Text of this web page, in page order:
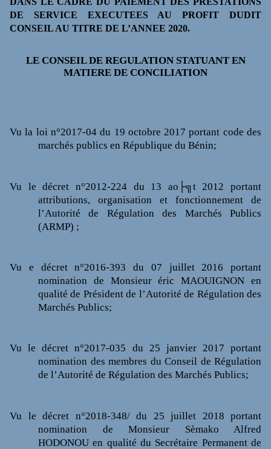
DE SERVICE EXECUTEES AU PROFIT DUDIT
CONSEIL AU TITRE DE L’ANNEE 2020.
LE CONSEIL DE REGULATION STATUANT EN
MATIERE DE CONCILIATION
Vu la loi n°2017-04 du 19 octobre 2017 portant code des
marchés publics en République du Bénin;
Vu
le décret n°2012-224 du 13 ao├╗t 2012 portant
attributions, organisation et fonctionnement de
l’Autorité de Régulation des Marchés Publics
(ARMP) ;
Vu
e décret n°2016-393 du 07 juillet 2016 portant
nomination de Monsieur éric MAOUIGNON en
qualité de Président de l’Autorité de Régulation des
Marchés Publics;
Vu le décret n°2017-035 du 25 janvier 2017 portant
nomination des membres du Conseil de Régulation
de l’Autorité de Régulation des Marchés Publics;
Vu
le décret n°2018-348/ du 25 juillet 2018 portant
nomination de Monsieur Sèmako Alfred
HODONOU en qualité du Secrétaire Permanent de